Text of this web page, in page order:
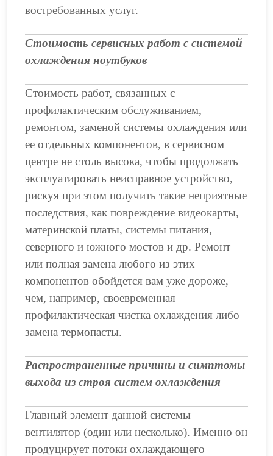
востребованных услуг.
Стоимость сервисных работ с системой
охлаждения ноутбуков
Стоимость работ, связанных с
профилактическим обслуживанием,
ремонтом, заменой системы охлаждения или
ее отдельных компонентов, в сервисном
центре не столь высока, чтобы продолжать
эксплуатировать неисправное устройство,
рискуя при этом получить такие неприятные
последствия, как повреждение видеокарты,
материнской платы, системы питания,
северного и южного мостов и др. Ремонт
или полная замена любого из этих
компонентов обойдется вам уже дороже,
чем, например, своевременная
профилактическая чистка охлаждения либо
замена термопасты.
Распространенные причины и симптомы
выхода из строя систем охлаждения
Главный элемент данной системы –
вентилятор (один или несколько). Именно он
продуцирует потоки охлаждающего